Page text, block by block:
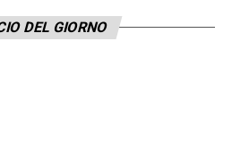
DEL GIORNO